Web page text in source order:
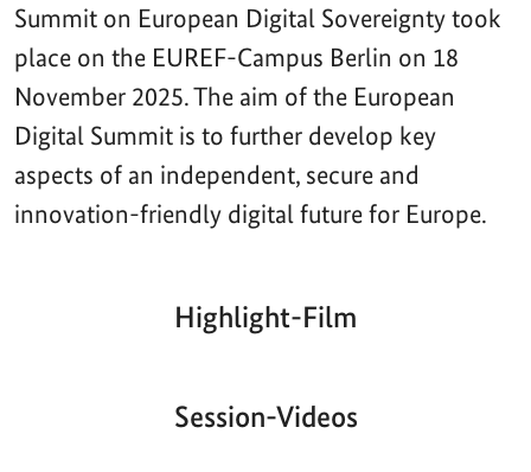
Summit on European Digital Sovereignty took
place on the EUREF-Campus Berlin on 18
November 2025. The aim of the European
Digital Summit is to further develop key
aspects of an independent, secure and
innovation-friendly digital future for Europe.
Highlight-Film
Aktueller
00:00| 00:00
Session-Videos